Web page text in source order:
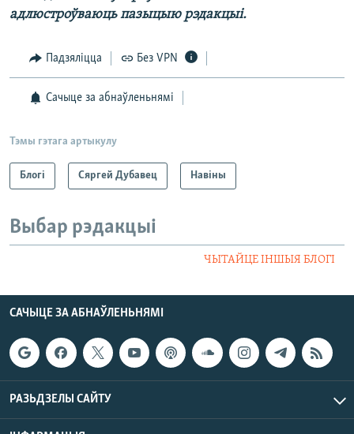
адлюстроўваюць пазыцыю рэдакцыі.
Падзяліцца Без VPN
Сачыце за абнаўленьнямі
Тэмы гэтага артыкулу
Блогі Сяргей Дубавец Навіны
Выбар рэдакцыі
ЧЫТАЙЦЕ ІНШЫЯ БЛОГІ
САЧЫЦЕ ЗА АБНАЎЛЕНЬНЯМІ
РАЗЬДЗЕЛЫ САЙТУ